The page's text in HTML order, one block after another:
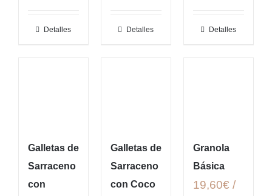
Detalles Detalles Detalles
Galletas de
Sarraceno
con
Galletas de
Sarraceno
con Coco
Granola
Básica
19,60€ /